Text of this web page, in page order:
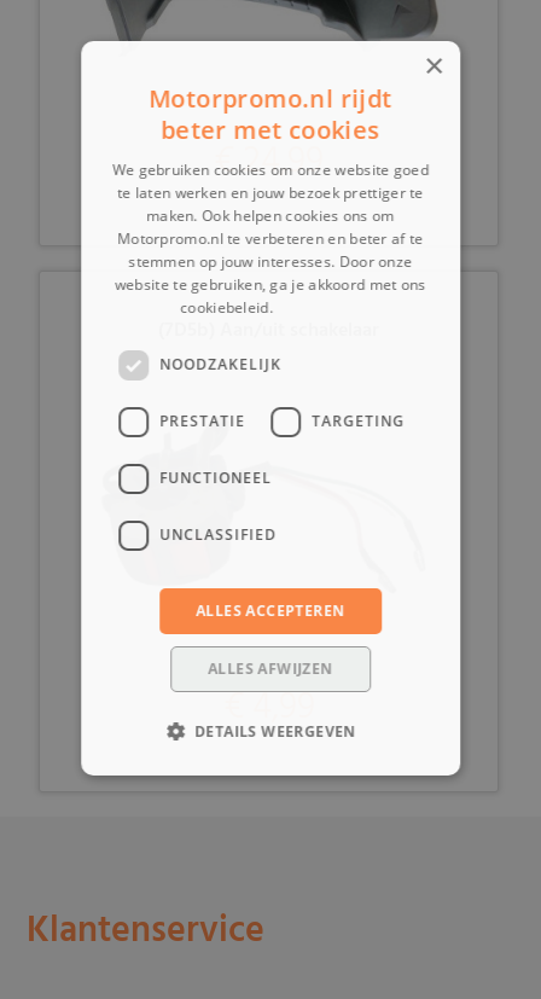
€ 24,99
€ 4,99
Klantenservice
×
Motorpromo.nl rijdt
beter met cookies
We gebruiken cookies om onze website goed
te laten werken en jouw bezoek prettiger te
maken. Ook helpen cookies ons om
Motorpromo.nl te verbeteren en beter af te
stemmen op jouw interesses. Door onze
website te gebruiken, ga je akkoord met ons
cookiebeleid.
NOODZAKELIJK
PRESTATIE TARGETING
FUNCTIONEEL
UNCLASSIFIED
ALLES ACCEPTEREN
ALLES AFWIJZEN
DETAILS WEERGEVEN